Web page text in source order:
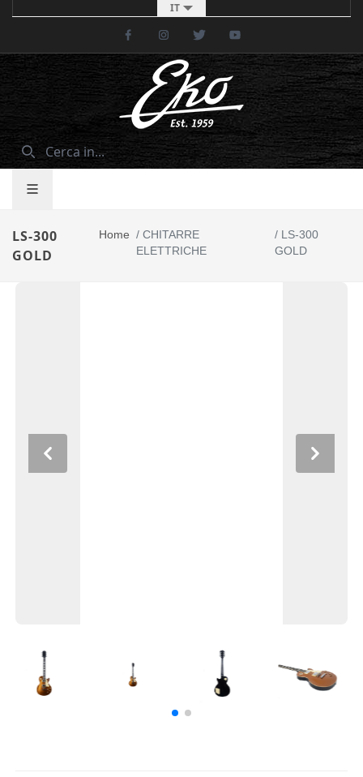
IT
FacebookInstagramTwitter
LS-300
GOLD
Home / CHITARRE
ELETTRICHE
/LS-300
GOLD
Previous Next